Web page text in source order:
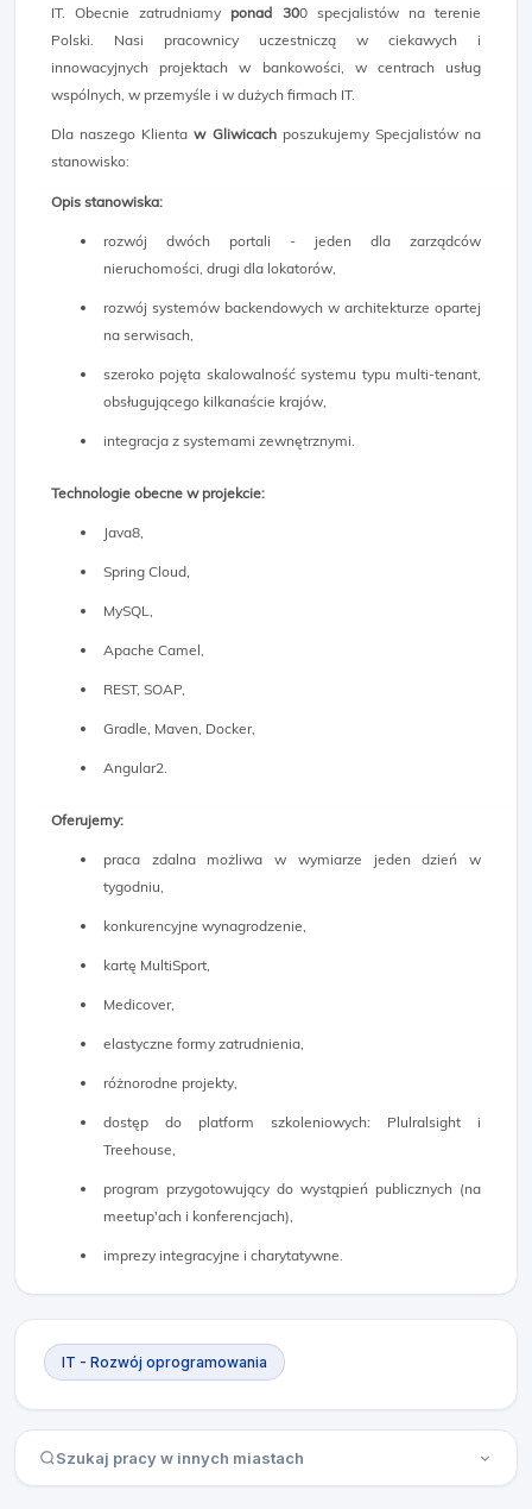
IT. Obecnie zatrudniamy ponad 300 specjalistów na terenie
Polski. Nasi pracownicy uczestniczą w ciekawych i
innowacyjnych projektach w bankowości, w centrach usług
wspólnych, w przemyśle i w dużych firmach IT.
Dla naszego Klientaw Gliwicachposzukujemy Specjalistów na
stanowisko:
Opis stanowiska:
rozwój dwóch portali - jeden dla zarządców
nieruchomości, drugi dla lokatorów,
rozwój systemów backendowych w architekturze opartej
na serwisach,
szeroko pojęta skalowalność systemu typu multi-tenant,
obsługującego kilkanaście krajów,
integracja z systemami zewnętrznymi.
Technologie obecne w projekcie:
Java8,
Spring Cloud,
MySQL,
Apache Camel,
REST, SOAP,
Gradle, Maven, Docker,
Angular2.
Oferujemy:
praca zdalna możliwa w wymiarze jeden dzień w
tygodniu,
konkurencyjne wynagrodzenie,
kartę MultiSport,
Medicover,
elastyczne formy zatrudnienia,
różnorodne projekty,
dostęp do platform szkoleniowych: Plulralsight i
Treehouse,
program przygotowujący do wystąpień publicznych (na
meetup'ach i konferencjach),
imprezy integracyjne i charytatywne.
IT - Rozwój oprogramowania
Szukaj pracy w innych miastach